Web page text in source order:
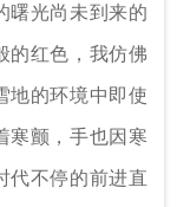
曙光尚未到来的
的红色，我仿佛
地的环境中即使
寒颤，手也因寒
代不停的前进直